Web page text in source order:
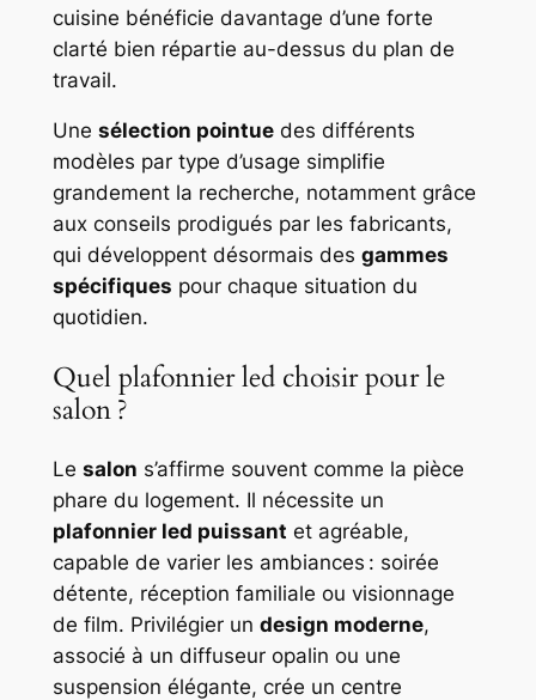
cuisine bénéficie davantage d’une forte
clarté bien répartie au-dessus du plan de
travail.
Une sélection pointuedes différents
modèles par type d’usage simplifie
grandement la recherche, notamment grâce
aux conseils prodigués par les fabricants,
qui développent désormais des gammes
spécifiques pour chaque situation du
quotidien.
Quel plafonnier led choisir pour le
salon ?
Le salon s’affirme souvent comme la pièce
phare du logement. Il nécessite un
plafonnier led puissant et agréable,
capable de varier les ambiances : soirée
détente, réception familiale ou visionnage
de film. Privilégier un design moderne,
associé à un diffuseur opalin ou une
suspension élégante, crée un centre